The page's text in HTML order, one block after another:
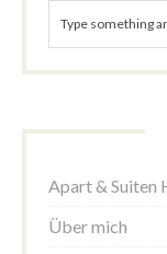
Apart & Suiten
Über mich